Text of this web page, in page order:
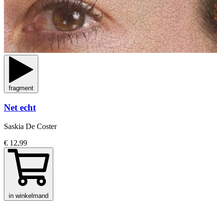
fragment
Net echt
Saskia De Coster
€ 12,99
in winkelmand